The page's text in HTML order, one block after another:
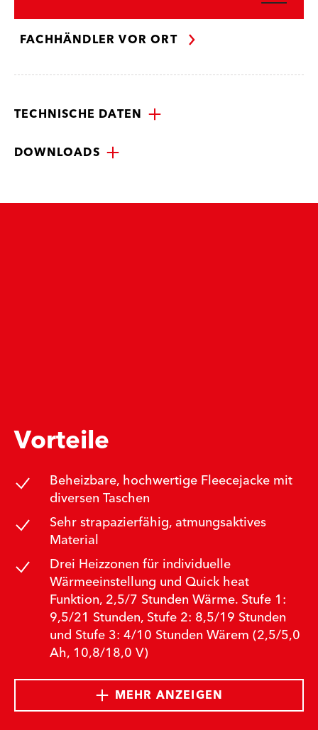
FACHHÄNDLER VOR ORT
TECHNISCHE DATEN
DOWNLOADS
Vorteile
Beheizbare, hochwertige Fleecejacke mit
diversen Taschen
Sehr strapazierfähig, atmungsaktives
Material
Drei Heizzonen für individuelle
Wärmeeinstellung und Quick heat
Funktion, 2,5/7 Stunden Wärme. Stufe 1:
9,5/21 Stunden, Stufe 2: 8,5/19 Stunden
und Stufe 3: 4/10 Stunden Wärem (2,5/5,0
Ah, 10,8/18,0 V)
MEHR ANZEIGEN